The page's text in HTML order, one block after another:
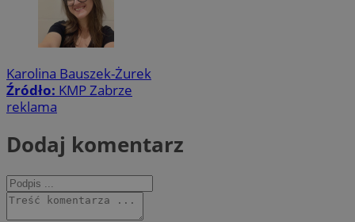
Karolina Bauszek-Żurek
Źródło: KMP Zabrze
reklama
Dodaj komentarz